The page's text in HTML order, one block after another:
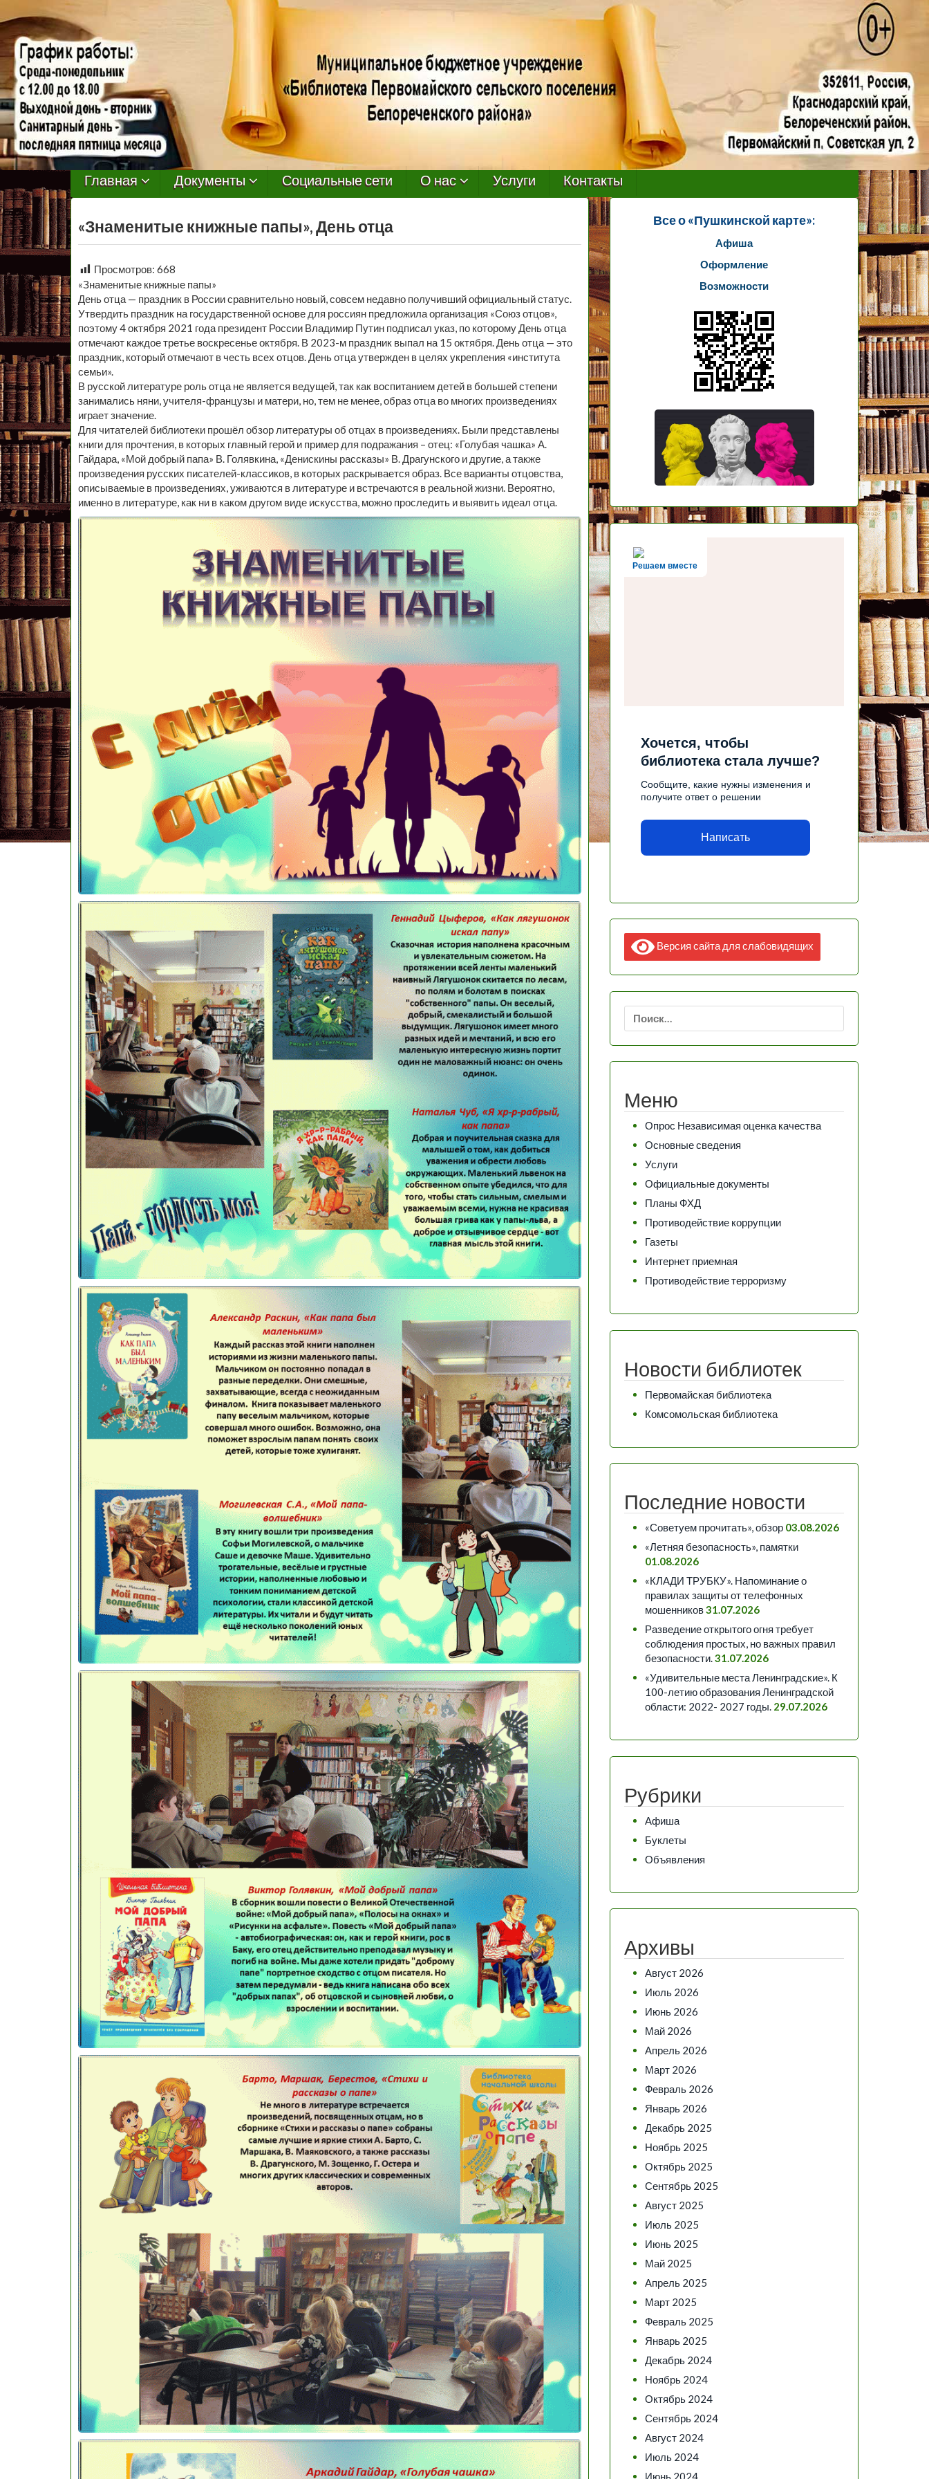
МБУ
Библиотека
Первомайского
Сельского
Поселения
Главная Документы Социальные сети О нас Услуги Контакты
«Знаменитые книжные папы», День отца
Просмотров: 668
«Знаменитые книжные папы»
День отца — праздник в России сравнительно новый, совсем недавно получивший официальный статус.
Утвердить праздник на государственной основе для россиян предложила организация «Союз отцов»,
поэтому 4 октября 2021 года президент России Владимир Путин подписал указ, по которому День отца
отмечают каждое третье воскресенье октября. В 2023-м праздник выпал на 15 октября. День отца — это
праздник, который отмечают в честь всех отцов. День отца утвержден в целях укрепления «института
семьи».
В русской литературе роль отца не является ведущей, так как воспитанием детей в большей степени
занимались няни, учителя-французы и матери, но, тем не менее, образ отца во многих произведениях
играет значение.
Для читателей библиотеки прошёл обзор литературы об отцах в произведениях. Были представлены
книги для прочтения, в которых главный герой и пример для подражания – отец: «Голубая чашка» А.
Гайдара, «Мой добрый папа» В. Голявкина, «Денискины рассказы» В. Драгунского и другие, а также
произведения русских писателей-классиков, в которых раскрывается образ. Все варианты отцовства,
описываемые в произведениях, уживаются в литературе и встречаются в реальной жизни. Вероятно,
именно в литературе, как ни в каком другом виде искусства, можно проследить и выявить идеал отца.
Все о «Пушкинской карте»:
Афиша
Оформление
Возможности
Решаем вместе
Хочется, чтобы
библиотека стала лучше?
Сообщите, какие нужны изменения и
получите ответ о решении
Написать
Версия сайта для слабовидящих
Найти:
Меню
Опрос Независимая оценка качества
Основные сведения
Услуги
Официальные документы
Планы ФХД
Противодействие коррупции
Газеты
Интернет приемная
Противодействие терроризму
Новости библиотек
Первомайская библиотека
Комсомольская библиотека
Последние новости
«Советуем прочитать», обзор 03.08.2026
«Летняя безопасность», памятки
01.08.2026
«КЛАДИ ТРУБКУ». Напоминание о
правилах защиты от телефонных
мошенников31.07.2026
Разведение открытого огня требует
соблюдения простых, но важных правил
безопасности.31.07.2026
«Удивительные места Ленинградские». К
100-летию образования Ленинградской
области: 2022- 2027 годы. 29.07.2026
Рубрики
Афиша
Буклеты
Объявления
Архивы
Август 2026
Июль 2026
Июнь 2026
Май 2026
Апрель 2026
Март 2026
Февраль 2026
Январь 2026
Декабрь 2025
Ноябрь 2025
Октябрь 2025
Сентябрь 2025
Август 2025
Июль 2025
Июнь 2025
Май 2025
Апрель 2025
Март 2025
Февраль 2025
Январь 2025
Декабрь 2024
Ноябрь 2024
Октябрь 2024
Сентябрь 2024
Август 2024
Июль 2024
Июнь 2024